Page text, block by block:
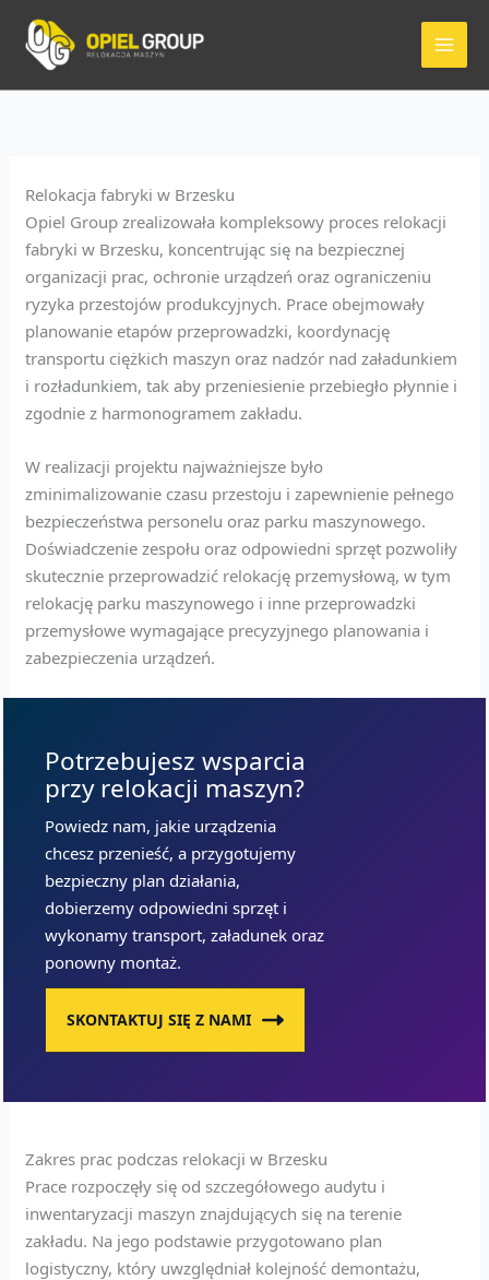
treści
Relokacja fabryki w Brzesku
Opiel Group zrealizowała kompleksowy proces relokacji
fabryki w Brzesku, koncentrując się na bezpiecznej
organizacji prac, ochronie urządzeń oraz ograniczeniu
ryzyka przestojów produkcyjnych. Prace obejmowały
planowanie etapów przeprowadzki, koordynację
transportu ciężkich maszyn oraz nadzór nad załadunkiem
i rozładunkiem, tak aby przeniesienie przebiegło płynnie i
zgodnie z harmonogramem zakładu.
W realizacji projektu najważniejsze było
zminimalizowanie czasu przestoju i zapewnienie pełnego
bezpieczeństwa personelu oraz parku maszynowego.
Doświadczenie zespołu oraz odpowiedni sprzęt pozwoliły
skutecznie przeprowadzić relokację przemysłową, w tym
relokację parku maszynowego i inne przeprowadzki
przemysłowe wymagające precyzyjnego planowania i
zabezpieczenia urządzeń.
Potrzebujesz wsparcia
przy relokacji maszyn?
Powiedz nam, jakie urządzenia
chcesz przenieść, a przygotujemy
bezpieczny plan działania,
dobierzemy odpowiedni sprzęt i
wykonamy transport, załadunek oraz
ponowny montaż.
SKONTAKTUJ SIĘ Z NAMI
Zakres prac podczas relokacji w Brzesku
Prace rozpoczęły się od szczegółowego audytu i
inwentaryzacji maszyn znajdujących się na terenie
zakładu. Na jego podstawie przygotowano plan
logistyczny, który uwzględniał kolejność demontażu,